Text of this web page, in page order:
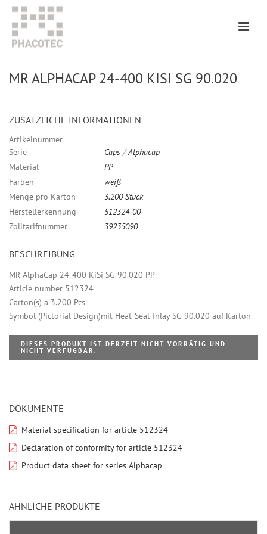
MR ALPHACAP 24-400 KISI SG 90.020
ZUSÄTZLICHE INFORMATIONEN
Artikelnummer
Serie
Caps /Alphacap
Material
PP
Farben
weiß
Menge pro Karton
3.200 Stück
Herstellerkennung
512324-00
Zolltarifnummer
39235090
BESCHREIBUNG
MR AlphaCap 24-400 KiSi SG 90.020 PP
Article number 512324
Carton(s) a 3.200 Pcs
Symbol (Pictorial Design)mit Heat-Seal-Inlay SG 90.020 auf Karton
DIESES PRODUKT IST DERZEIT NICHT VORRÄTIG UND
NICHT VERFÜGBAR.
DOKUMENTE
Material specification for article 512324
Declaration of conformity for article 512324
Product data sheet for series Alphacap
ÄHNLICHE PRODUKTE